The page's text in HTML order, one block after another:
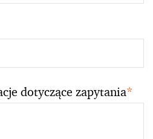
dotyczące zapytania*